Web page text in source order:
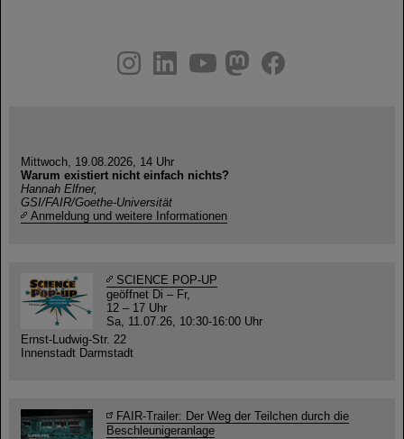
youtube
helmholtz.social
facebook
Mittwoch, 19.08.2026, 14 Uhr
Warum existiert nicht einfach nichts?
Hannah Elfner,
GSI/FAIR/Goethe-Universität
Anmeldung und weitere Informationen
SCIENCE POP-UP
geöffnet Di – Fr,
12 – 17 Uhr
Sa, 11.07.26, 10:30-16:00 Uhr
Ernst-Ludwig-Str. 22
Innenstadt Darmstadt
FAIR-Trailer: Der Weg der Teilchen durch die
Beschleunigeranlage